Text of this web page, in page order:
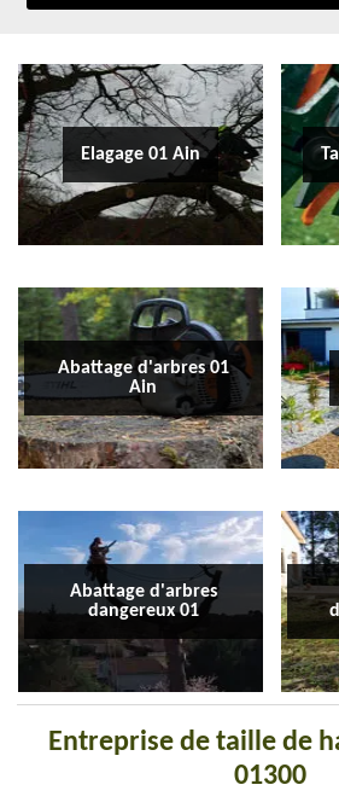
Elagage 01 Ain
Abattage d'arbres 01
Ain
Abattage d'arbres
dangereux 01
Entreprise de taille de
01300